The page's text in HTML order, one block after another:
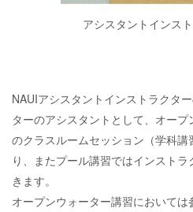
アシスタントインス
NAUIアシスタントインストラクタ
ターのアシスタントとして、オー
のクラスルームセッション（学科
り、またプール講習ではインスト
きます。
オープンウォーター講習において